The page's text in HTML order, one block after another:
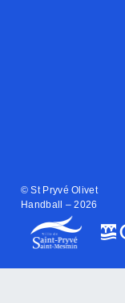
© St Pryvé Olivet
Handball – 2026